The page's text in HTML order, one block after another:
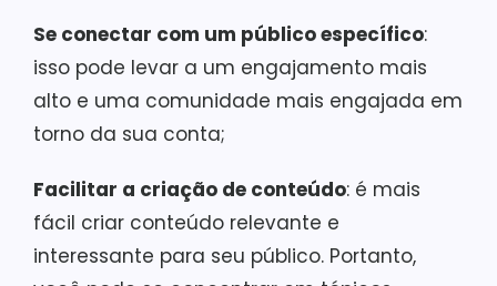
Se conectar com um público específico:
isso pode levar a um engajamento mais
alto e uma comunidade mais engajada em
torno da sua conta;
Facilitar a criação de conteúdo: é mais
fácil criar conteúdo relevante e
interessante para seu público. Portanto,